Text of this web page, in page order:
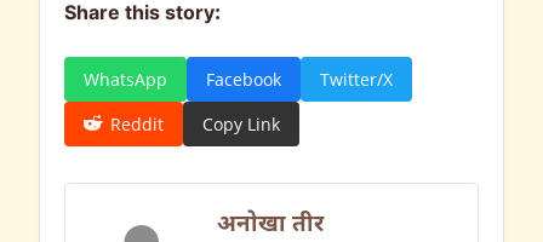
Share this story:
WhatsApp Facebook
Twitter/X
Reddit
Copy Link
अनोखा तीर